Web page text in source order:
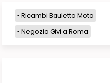
Ricambi Bauletto Moto
Negozio Givi a Roma